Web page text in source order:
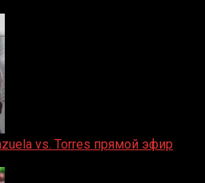
vs. Torres прямой эфир